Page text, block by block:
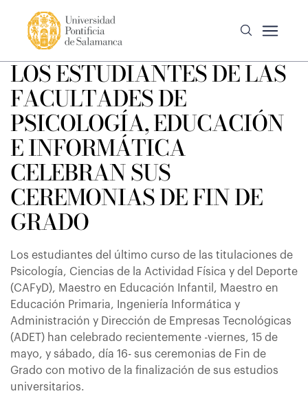
LOS ESTUDIANTES DE LAS
FACULTADES DE
PSICOLOGÍA, EDUCACIÓN
E INFORMÁTICA
CELEBRAN SUS
CEREMONIAS DE FIN DE
GRADO
Los estudiantes del último curso de las titulaciones de
Psicología, Ciencias de la Actividad Física y del Deporte
(CAFyD), Maestro en Educación Infantil, Maestro en
Educación Primaria, Ingeniería Informática y
Administración y Dirección de Empresas Tecnológicas
(ADET) han celebrado recientemente -viernes, 15 de
mayo, y sábado, día 16- sus ceremonias de Fin de
Grado con motivo de la finalización de sus estudios
universitarios.